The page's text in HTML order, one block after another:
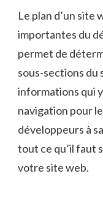
Le plan d’un site
importantes du
permet de
sous-sections du
informations qui
navigation pour
développeurs à
tout ce qu’il faut
votre site web.